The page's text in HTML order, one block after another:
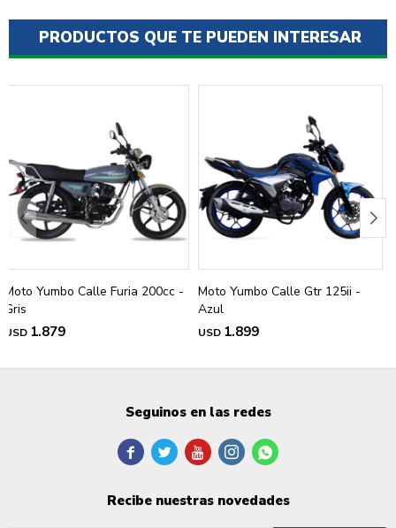
PRODUCTOS QUE TE PUEDEN INTERESAR
Moto Yumbo Calle Furia 200cc -
Gris
USD 1.879
Moto Yumbo Calle Gtr 125ii -
Azul
USD 1.899
Seguinos en las redes
    
Recibe nuestras novedades